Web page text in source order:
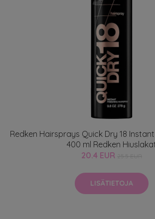
Redken Hairsprays Quick Dry 18
400 ml Redken
20.4 EUR
LISÄTIETOJA